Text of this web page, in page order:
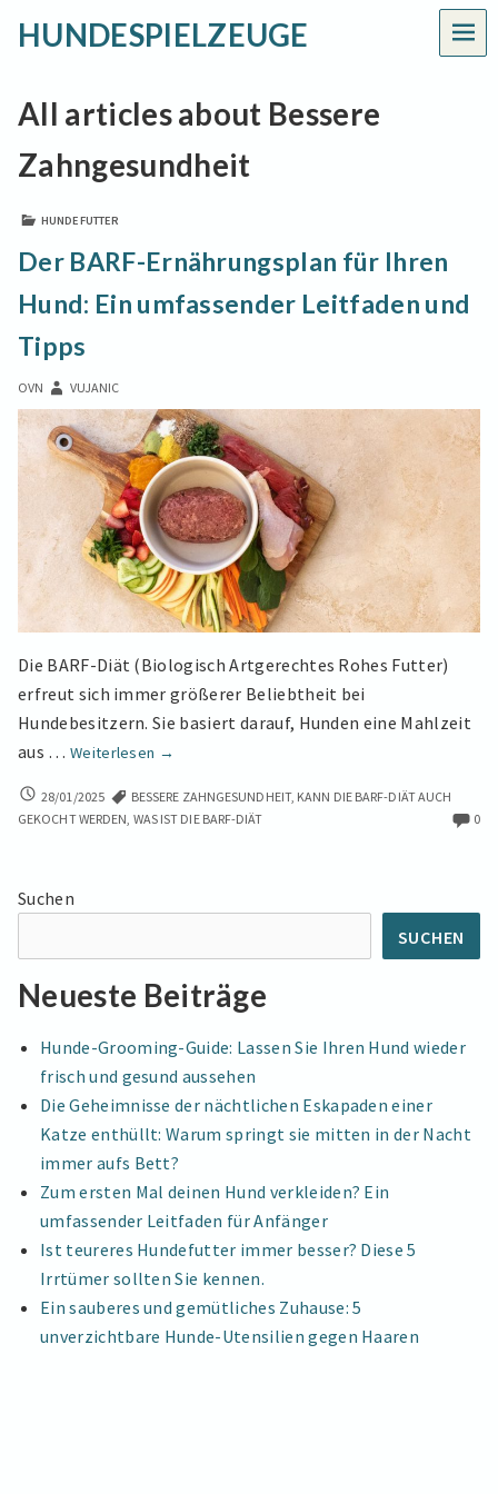
HUNDESPIELZEUGE
All articles about Bessere
Zahngesundheit
HUNDEFUTTER
Der BARF-Ernährungsplan für Ihren
Hund: Ein umfassender Leitfaden und
Tipps
OVN VUJANIC
Die BARF-Diät (Biologisch Artgerechtes Rohes Futter)
erfreut sich immer größerer Beliebtheit bei
Hundebesitzern. Sie basiert darauf, Hunden eine Mahlzeit
aus … Weiterlesen
Der
Ernährungsplan
für
Ein
Leitfaden
und
→
DER
BARF-
HUND:
UND
28/01/2025 BESSERE ZAHNGESUNDHEIT, KANN DIE BARF-DIÄT AUCH
GEKOCHT WERDEN, WAS IST DIE BARF-DIÄT 0
Suchen
SUCHEN
Neueste Beiträge
Hunde-Grooming-Guide: Lassen Sie Ihren Hund wieder
frisch und gesund aussehen
Die Geheimnisse der nächtlichen Eskapaden einer
Katze enthüllt: Warum springt sie mitten in der Nacht
immer aufs Bett?
Zum ersten Mal deinen Hund verkleiden? Ein
umfassender Leitfaden für Anfänger
Ist teureres Hundefutter immer besser? Diese 5
Irrtümer sollten Sie kennen.
Ein sauberes und gemütliches Zuhause: 5
unverzichtbare Hunde-Utensilien gegen Haaren